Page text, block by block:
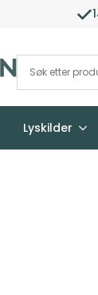
Lyskilder